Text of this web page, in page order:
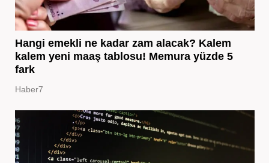
Hangi emekli ne kadar zam alacak? Kalem
kalem yeni maaş tablosu! Memura yüzde 5
fark
Haber7